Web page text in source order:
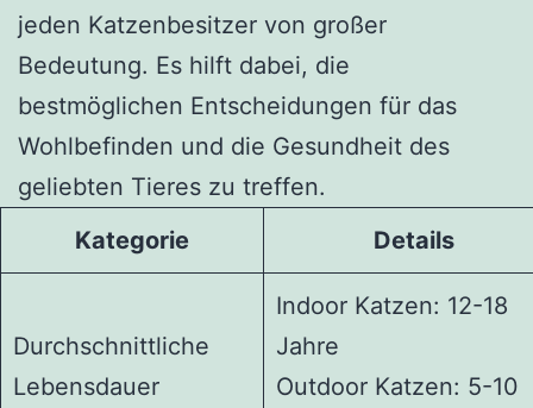
jeden Katzenbesitzer von großer
Bedeutung. Es hilft dabei, die
bestmöglichen Entscheidungen für das
Wohlbefinden und die Gesundheit des
geliebten Tieres zu treffen.
Kategorie
Details
Durchschnittliche
Lebensdauer
Indoor Katzen: 12-18
Jahre
Outdoor Katzen: 5-10